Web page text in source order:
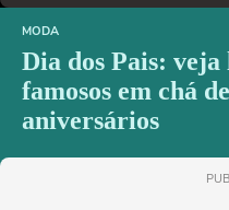
MODA
Dia dos Pais: veja
famosos em chá
aniversários